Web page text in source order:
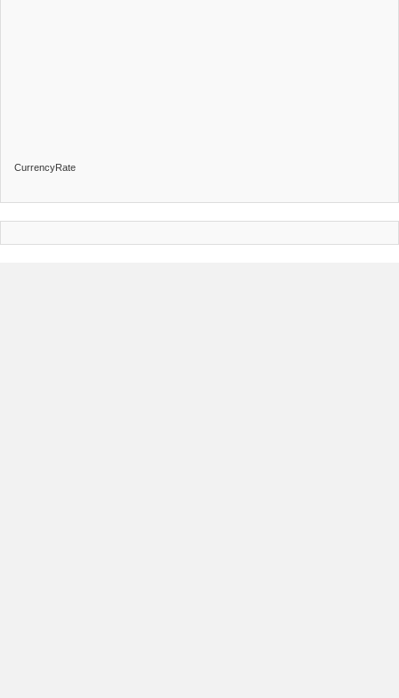
CurrencyRate